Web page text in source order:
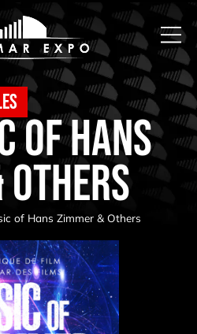
of Hans
Others
of Hans Zimmer & Others